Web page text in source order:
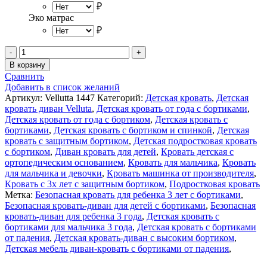
₽
Эко матрас
₽
Количество
товара
Velluta
детская
кровать
диван
с
защитным
бортиком
цвет
Серый
180Х80
В корзину
Сравнить
Добавить в список желаний
Артикул: Vellutta 1447 Категорий: Детская кровать, Детская
кровать диван Velluta, Детская кровать от года с бортиками,
Детская кровать от года с бортиком, Детская кровать с
бортиками, Детская кровать с бортиком и спинкой, Детская
кровать с защитным бортиком, Детская подростковая кровать
с бортиком, Диван кровать для детей, Кровать детская с
ортопедическим основанием, Кровать для мальчика, Кровать
для мальчика и девочки, Кровать машинка от производителя,
Кровать с 3х лет с защитным бортиком, Подростковая кровать
Метка: Безопасная кровать для ребенка 3 лет с бортиками,
Безопасная кровать-диван для детей с бортиками, Безопасная
кровать-диван для ребенка 3 года, Детская кровать с
бортиками для мальчика 3 года, Детская кровать с бортиками
от падения, Детская кровать-диван с высоким бортиком,
Детская мебель диван-кровать с бортиками от падения,